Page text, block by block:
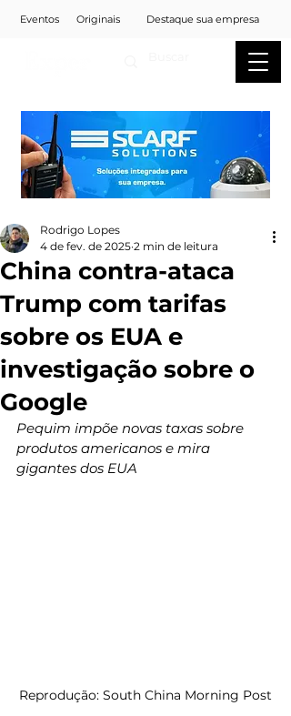
Eventos Originais Destaque sua empresa
China contra-ataca
Trump com tarifas
sobre os EUA e
investigação sobre o
Google
Rodrigo Lopes
4 de fev. de 2025 2 min de leitura
Pequim impõe novas taxas sobre
produtos americanos e mira
gigantes dos EUA
Reprodução: South China Morning Post